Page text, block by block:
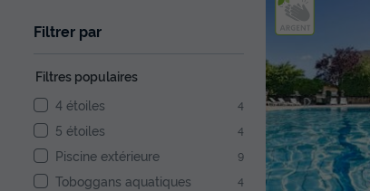
Filtrer par
Filtres populaires
4 étoiles
4
5 étoiles 4
Piscine extérieure 9
Toboggans aquatiques 4